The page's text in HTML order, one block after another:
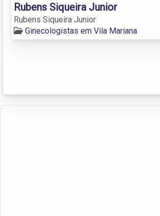
Rubens Siqueira Junior
Rubens Siqueira Junior
Ginecologistas em Vila Mariana